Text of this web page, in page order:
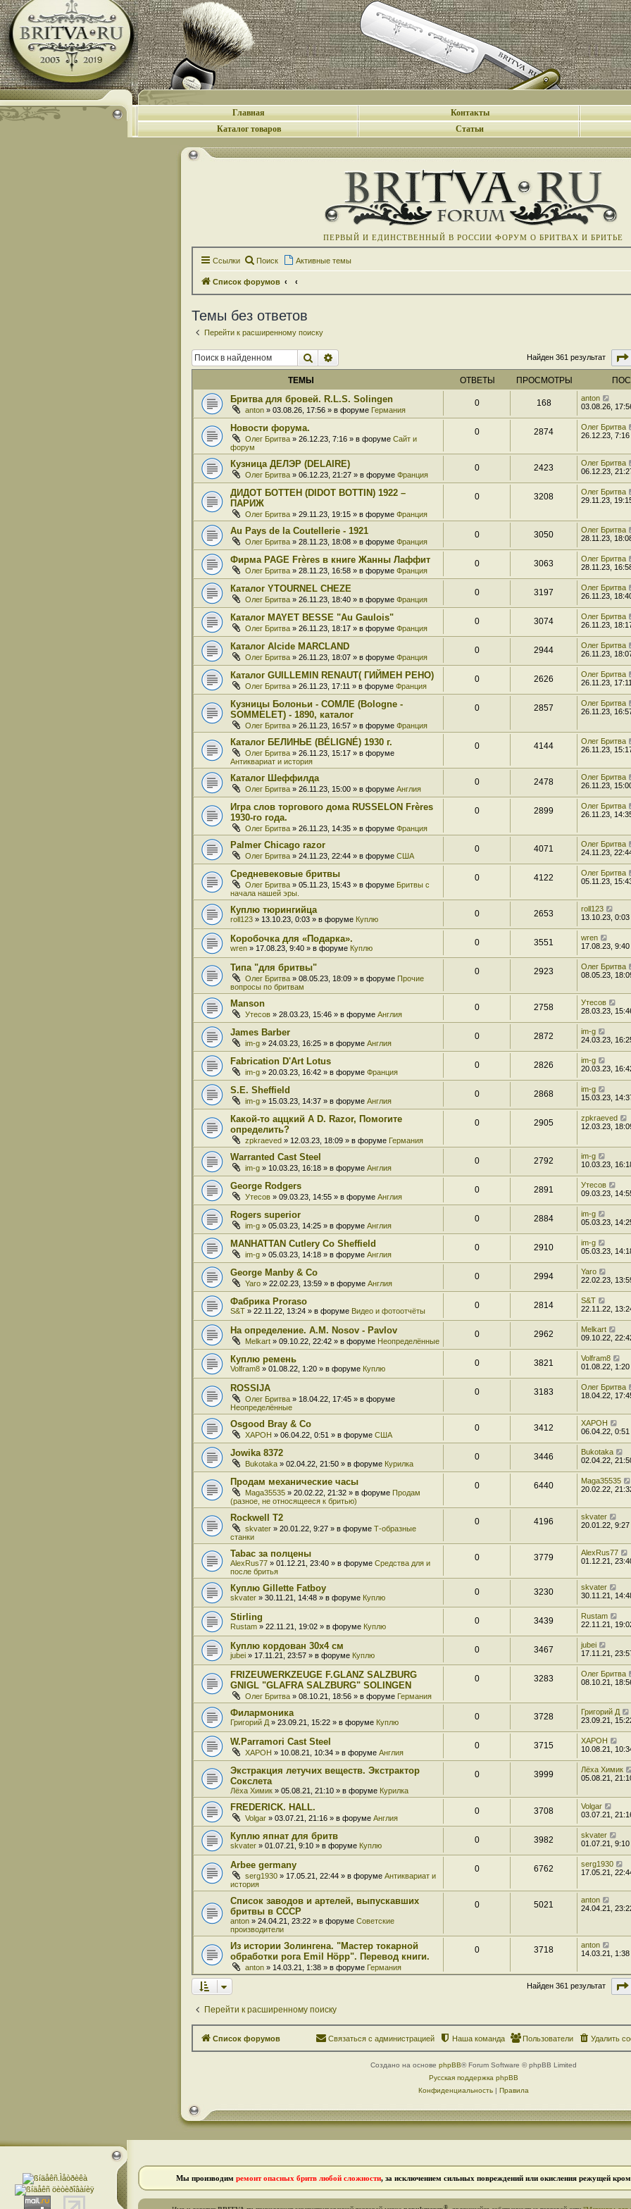
Главная Контакты
Каталог товаров
Статьи
ПЕРВЫЙ И ЕДИНСТВЕННЫЙ В РОССИИ ФОРУМ О БРИТВАХ И БРИТЬЕ
Ссылки Поиск Активные темы
Список форумов
Темы без ответов
Перейти к расширенному поиску
Поиск Найден 361 результат
ТЕМЫ ОТВЕТЫ ПРОСМОТРЫ
Бритва для бровей. R.L.S. Solingen
anton » 03.08.26, 17:56 » в форуме Германия
0 168
anton
03.08.26,
Новости форума.
Олег Бритва » 26.12.23, 7:16 » в форуме Сайт и
форум
0 2874
Олег Бритва
26.12.23, 7:16
Кузница ДЕЛЭР (DELAIRE)
Олег Бритва » 06.12.23, 21:27 » в форуме Франция
0 2423
Олег Бритва
06.12.23,
ДИДОТ БОТТЕН (DIDOT BOTTIN) 1922 –
ПАРИЖ
Олег Бритва » 29.11.23, 19:15 » в форуме Франция
0 3208
Олег Бритва
29.11.23,
Au Pays de la Coutellerie - 1921
Олег Бритва » 28.11.23, 18:08 » в форуме Франция
0 3050
Олег Бритва
28.11.23,
Фирма PAGE Frères в книге Жанны Лаффит
Олег Бритва » 28.11.23, 16:58 » в форуме Франция
0 3063
Олег Бритва
28.11.23,
Каталог YTOURNEL CHEZE
Олег Бритва » 26.11.23, 18:40 » в форуме Франция
0 3197
Олег Бритва
26.11.23,
Каталог MAYET BESSE "Au Gaulois"
Олег Бритва » 26.11.23, 18:17 » в форуме Франция
0 3074
Олег Бритва
26.11.23,
Каталог Alcide MARCLAND
Олег Бритва » 26.11.23, 18:07 » в форуме Франция
0 2944
Олег Бритва
26.11.23,
Каталог GUILLEMIN RENAUT( ГИЙМЕН РЕНО)
Олег Бритва » 26.11.23, 17:11 » в форуме Франция
0 2626
Олег Бритва
26.11.23, 17:11
Кузницы Болоньи - СОМЛЕ (Bologne -
SOMMELET) - 1890, каталог
Олег Бритва » 26.11.23, 16:57 » в форуме Франция
0 2857
Олег Бритва
26.11.23,
Каталог БЕЛИНЬЕ (BÉLIGNÉ) 1930 г.
Олег Бритва » 26.11.23, 15:17 » в форуме
Антиквариат и история
0 4144
Олег Бритва
26.11.23,
Каталог Шеффилда
Олег Бритва » 26.11.23, 15:00 » в форуме Англия
0 2478
Олег Бритва
26.11.23,
Игра слов торгового дома RUSSELON Frères
1930-го года.
Олег Бритва » 26.11.23, 14:35 » в форуме Франция
0 2899
Олег Бритва
26.11.23,
Palmer Chicago razor
Олег Бритва » 24.11.23, 22:44 » в форуме США
0 4071
Олег Бритва
24.11.23,
Средневековые бритвы
Олег Бритва » 05.11.23, 15:43 » в форуме Бритвы с
начала нашей эры.
0 4122
Олег Бритва
05.11.23,
Куплю тюрингийца
roll123 » 13.10.23, 0:03 » в форуме Куплю
0 2653
roll123
13.10.23, 0:03
Коробочка для «Подарка».
wren » 17.08.23, 9:40 » в форуме Куплю
0 3551
wren
17.08.23, 9:40
Типа "для бритвы"
Олег Бритва » 08.05.23, 18:09 » в форуме Прочие
вопросы по бритвам
0 2923
Олег Бритва
08.05.23,
Manson
Утесов » 28.03.23, 15:46 » в форуме Англия
0 2758
Утесов
28.03.23,
James Barber
im-g » 24.03.23, 16:25 » в форуме Англия
0 2872
im-g
24.03.23,
Fabrication D'Art Lotus
im-g » 20.03.23, 16:42 » в форуме Франция
0 2826
im-g
20.03.23,
S.E. Sheffield
im-g » 15.03.23, 14:37 » в форуме Англия
0 2868
im-g
15.03.23,
Какой-то аццкий A D. Razor, Помогите
определить?
zpkraeved » 12.03.23, 18:09 » в форуме Германия
0 2905
zpkraeved
12.03.23,
Warranted Cast Steel
im-g » 10.03.23, 16:18 » в форуме Англия
0 2792
im-g
10.03.23,
George Rodgers
Утесов » 09.03.23, 14:55 » в форуме Англия
0 2891
Утесов
09.03.23,
Rogers superior
im-g » 05.03.23, 14:25 » в форуме Англия
0 2884
im-g
05.03.23,
MANHATTAN Cutlery Co Sheffield
im-g » 05.03.23, 14:18 » в форуме Англия
0 2910
im-g
05.03.23,
George Manby & Co
Yaro » 22.02.23, 13:59 » в форуме Англия
0 2994
Yaro
22.02.23,
Фабрика Proraso
S&T » 22.11.22, 13:24 » в форуме Видео и фотоотчёты
0 2814
S&T
22.11.22,
На определение. A.M. Nosov - Pavlov
Melkart » 09.10.22, 22:42 » в форуме Неопределённые
0 2962
Melkart
09.10.22,
Куплю ремень
Volfram8 » 01.08.22, 1:20 » в форуме Куплю
0 3821
Volfram8
01.08.22, 1:20
ROSSIJA
Олег Бритва » 18.04.22, 17:45 » в форуме
Неопределённые
0 3183
Олег Бритва
18.04.22,
Osgood Bray & Co
XAPOH » 06.04.22, 0:51 » в форуме США
0 3412
XAPOH
06.04.22, 0:51
Jowika 8372
Bukotaka » 02.04.22, 21:50 » в форуме Курилка
0 3446
Bukotaka
02.04.22,
Продам механические часы
Maga35535 » 20.02.22, 21:32 » в форуме Продам
(разное, не относящееся к бритью)
0 6440
Maga35535
20.02.22,
Rockwell T2
skvater » 20.01.22, 9:27 » в форуме Т-образные
станки
0 4196
skvater
20.01.22, 9:27
Tabac за полцены
AlexRus77 » 01.12.21, 23:40 » в форуме Средства для и
после бритья
0 3779
AlexRus77
01.12.21,
Куплю Gillette Fatboy
skvater » 30.11.21, 14:48 » в форуме Куплю
0 3230
skvater
30.11.21,
Stirling
Rustam » 22.11.21, 19:02 » в форуме Куплю
0 3439
Rustam
22.11.21,
Куплю кордован 30x4 см
jubei » 17.11.21, 23:57 » в форуме Куплю
0 3467
jubei
17.11.21,
FRIZEUWERKZEUGE F.GLANZ SALZBURG
GNIGL "GLAFRA SALZBURG" SOLINGEN
Олег Бритва » 08.10.21, 18:56 » в форуме Германия
0 3283
Олег Бритва
08.10.21,
Филармоника
Григорий Д » 23.09.21, 15:22 » в форуме Куплю
0 3728
Григорий Д
23.09.21,
W.Parramori Cast Steel
XAPOH » 10.08.21, 10:34 » в форуме Англия
0 3715
XAPOH
10.08.21,
Экстракция летучих веществ. Экстрактор
Сокслета
Лёха Химик » 05.08.21, 21:10 » в форуме Курилка
0 3999
Лёха Химик
05.08.21,
FREDERICK. HALL.
Volgar » 03.07.21, 21:16 » в форуме Англия
0 3708
Volgar
03.07.21,
Куплю япнат для бритв
skvater » 01.07.21, 9:10 » в форуме Куплю
0 3982
skvater
01.07.21, 9:10
Arbee germany
serg1930 » 17.05.21, 22:44 » в форуме Антиквариат и
история
0 6762
serg1930
17.05.21,
Список заводов и артелей, выпускавших
бритвы в СССР
anton » 24.04.21, 23:22 » в форуме Советские
производители
0 5021
anton
24.04.21,
Из истории Золингена. "Мастер токарной
обработки рога Emil Höpp". Перевод книги.
anton » 14.03.21, 1:38 » в форуме Германия
0 3718
anton
14.03.21, 1:38
Найден 361 результат
Перейти к расширенному поиску
Список форумов Удалить
Пользователи
Наша команда
Связаться с администрацией
Создано на основе phpBB® Forum Software © phpBB Limited
Русская поддержка phpBB
Конфиденциальность| Правила
Мы производим ремонт опасных бритв любой сложности, за исключением сильных повреждений или окисления режущей
®